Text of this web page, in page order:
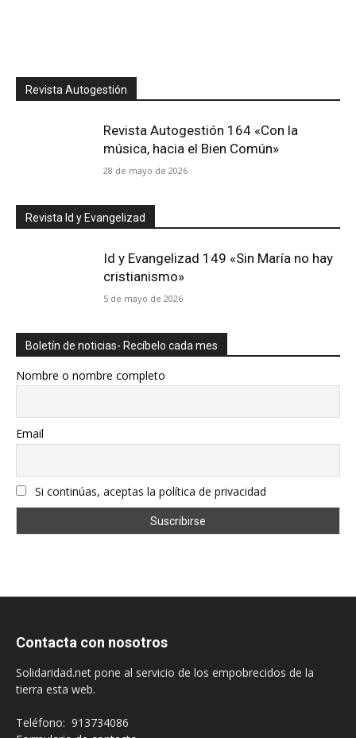
Revista Autogestión
Revista Autogestión 164 «Con la
música, hacia el Bien Común»
28 de mayo de 2026
Revista Id y Evangelizad
Id y Evangelizad 149 «Sin María no hay
cristianismo»
5 de mayo de 2026
Boletín de noticias- Recíbelo cada mes
Nombre o nombre completo
Email
Si continúas, aceptas la política de privacidad
Contacta con nosotros
Solidaridad.net pone al servicio de los empobrecidos de la
tierra esta web.
Teléfono: 913734086